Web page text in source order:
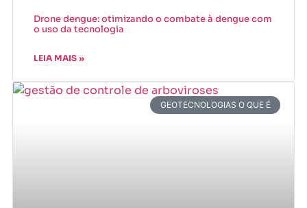
Drone dengue: otimizando o combate à dengue com
o uso da tecnologia
LEIA MAIS »
GEOTECNOLOGIAS O QUE É